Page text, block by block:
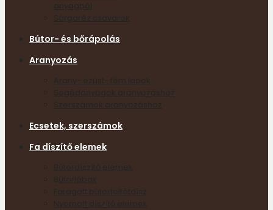
Sárgaréz csavarok
Bútor- és bőrápolás
Aranyozás
Arany- ezüst- fém lapok
Segédanyagok aranyozáshoz
Szerszámok aranyozáshoz
Ecsetek, szerszámok
Fa díszítő elemek
Bútordíszítő elemek
Bútorlábak
Faragott bútorfeltétdísz
Nyomott díszítő elemek